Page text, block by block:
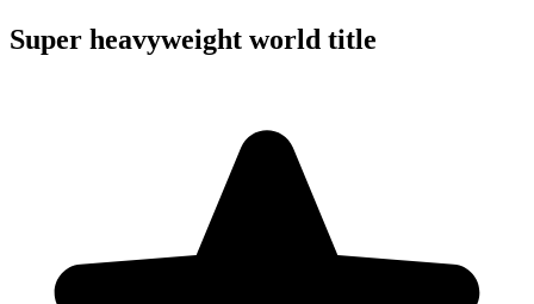
Super heavyweight world title